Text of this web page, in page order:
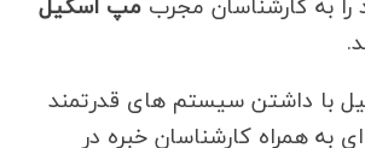
با داشتن سیستم های قدرتمند
به همراه کارشناسان خبره در